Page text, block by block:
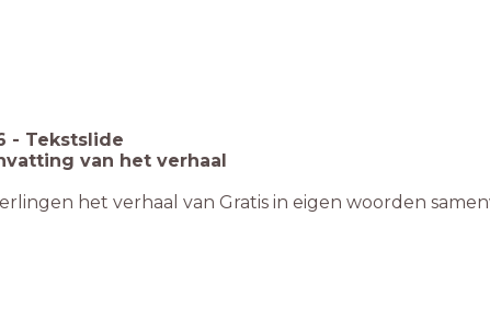
- Tekstslide
van het verhaal
het verhaal van Gratis in eigen woorden